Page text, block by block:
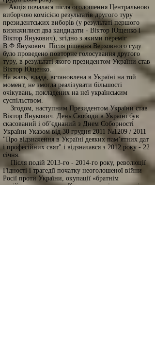
Акція почалася після оголошення Центральною
виборчою комісією результатів другого туру
президентських виборів (у результаті першого
визначилися два кандидати - Віктор Ющенко і
Віктор Янукович), згідно з якими переміг
В.Ф.Янукович. Після рішення Верховного суду
було проведено повторне голосування другого
туру, в результаті якого президентом України став
Віктор Ющенко.
На жаль, влада, встановлена в Україні на той
момент, не змогла реалізувати більшості
очікувань, покладених на неї українським
суспільством.
Згодом, наступним Президентом України став
Віктор Янукович. День Свободи в Україні був
скасований і об’єднаний з Днем Соборності
України Указом від 30 грудня 2011 №1209 / 2011
"Про відзначення в Україні деяких пам’ятних дат
і професійних свят" і відзначався з 2012 року - 22
січня.
Після подій 2013-го - 2014-го року, революції
Гідності і трагедії початку неоголошеної війни
Росії проти України, окупації «братнім
російським народом» Кримського півострова і